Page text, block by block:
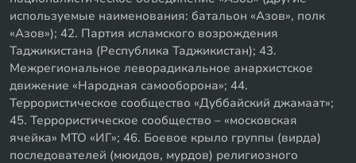
используемые наименования: батальон «Азов», полк
«Азов»); 42. Партия исламского возрождения
Таджикистана (Республика Таджикистан); 43.
Межрегиональное леворадикальное анархистское
движение «Народная самооборона»; 44.
Террористическое сообщество «Дуббайский джамаат»;
45. Террористическое сообщество – «московская
ячейка» МТО «ИГ»; 46. Боевое крыло группы (вирда)
последователей (мюидов, мурдов) религиозного